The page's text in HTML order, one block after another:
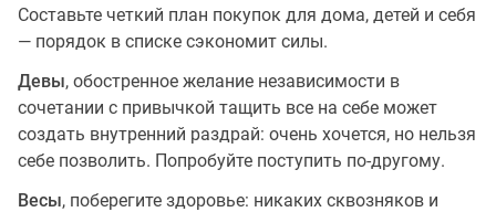
Составьте четкий план покупок для дома, детей и себя
— порядок в списке сэкономит силы.
Девы, обостренное желание независимости в
сочетании с привычкой тащить все на себе может
создать внутренний раздрай: очень хочется, но нельзя
себе позволить. Попробуйте поступить по-другому.
Весы, поберегите здоровье: никаких сквозняков и